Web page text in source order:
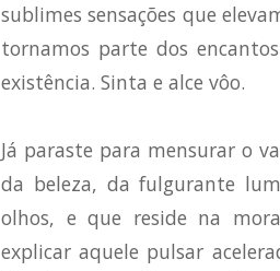
sublimes sensações que
tornamos parte dos
existência. Sinta e alce vôo.
Já paraste para mensurar o
da beleza, da fulgurante
olhos, e que reside na
explicar aquele pulsar